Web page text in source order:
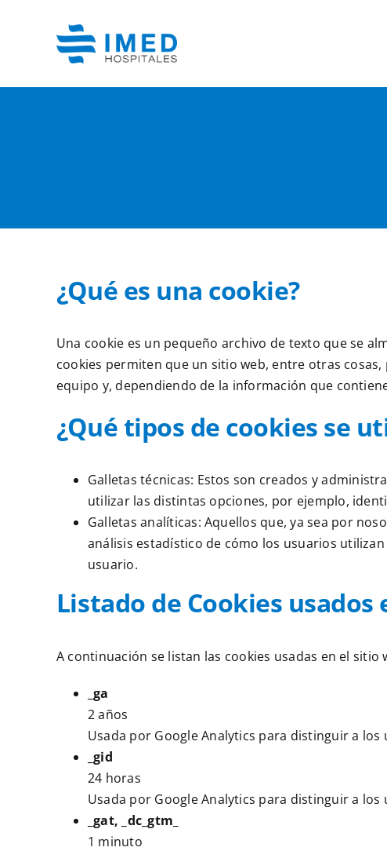
¿Qué es una cookie?
Una cookie es un pequeño archivo de texto que se
cookies permiten que un sitio web, entre otras
equipo y, dependiendo de la información que
¿Qué tipos de cookies se
Galletas técnicas: Estos son creados y
utilizar las distintas opciones, por ejemplo,
Galletas analíticas: Aquellos que, ya sea por
análisis estadístico de cómo los usuarios
usuario.
Listado de Cookies usados
A continuación se listan las cookies usadas en el
_ga
2 años
Usada por Google Analytics para distinguir a
_gid
24 horas
Usada por Google Analytics para distinguir a
_gat, _dc_gtm_
1 minuto